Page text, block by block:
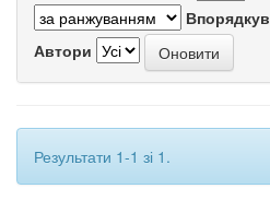
Автори
Результати 1-1 зі 1.